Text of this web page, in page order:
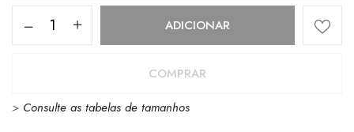
Quantidade
Timberland
ADICIONAR
COMPRAR
> Consulte as tabelas de tamanhos